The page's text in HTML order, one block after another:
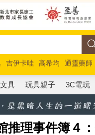
吉伊卡哇 高希均
通靈藥師
超慢跑
文具 玩具親子 3C電玩
推理事件簿４